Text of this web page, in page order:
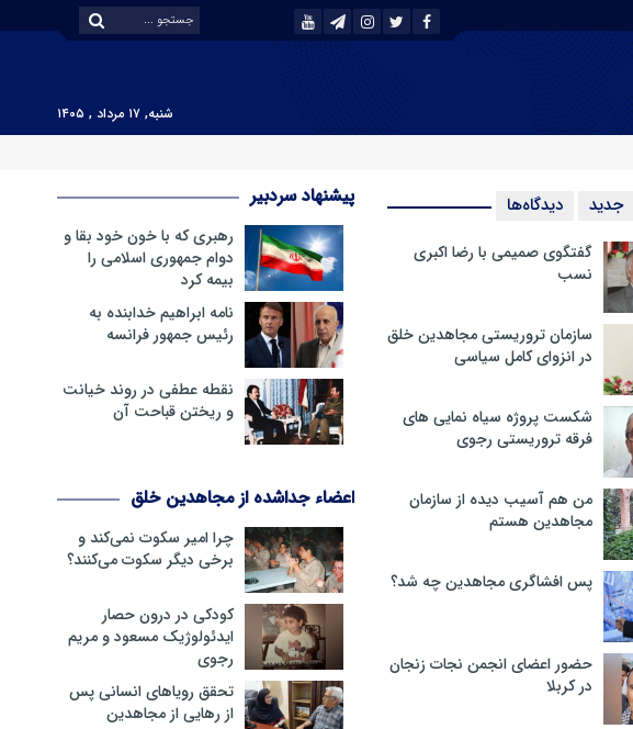
شنبه, ۱۷ مرداد , ۱۴۰۵
جدید دیدگاه‌ها
گفتگوی صمیمی با رضا اکبری
نسب
سازمان تروریستی مجاهدین خلق
در انزوای کامل سیاسی
شکست پروژه سیاه نمایی های
فرقه تروریستی رجوی
من هم آسیب دیده از سازمان
مجاهدین هستم
پس افشاگری مجاهدین چه شد؟
حضور اعضای انجمن نجات زنجان
در کربلا
پیشنهاد سردبیر
رهبری که با خون خود بقا و
دوام جمهوری اسلامی را
بیمه کرد
نامه ابراهیم خدابنده به
رئیس جمهور فرانسه
نقطه عطفی در روند خیانت
و ریختن قباحت آن
اعضاء جداشده از مجاهدین خلق
چرا امیر سکوت نمی‌کند و
برخی دیگر سکوت می‌کنند؟
کودکی در درون حصار
ایدئولوژیک مسعود و مریم
رجوی
تحقق رویاهای انسانی پس
از رهایی از مجاهدین